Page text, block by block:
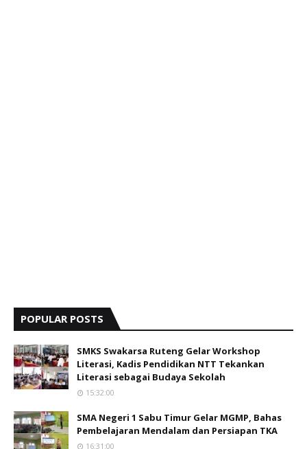
POPULAR POSTS
SMKS Swakarsa Ruteng Gelar Workshop
Literasi, Kadis Pendidikan NTT Tekankan
Literasi sebagai Budaya Sekolah
15:32:00
SMA Negeri 1 Sabu Timur Gelar MGMP, Bahas
Pembelajaran Mendalam dan Persiapan TKA
16:31:00